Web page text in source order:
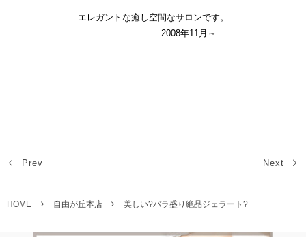
エレガントな癒し空間なサロンです。
2008年11月～
Prev Next
HOME 自由が丘本店 美しい?バラ盛り絶品ジェラート?